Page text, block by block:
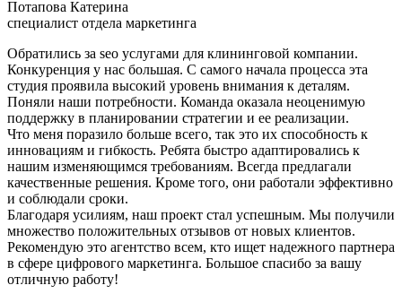
Потапова Катерина
специалист отдела маркетинга
Обратились за seo услугами для клининговой компании.
Конкуренция у нас большая. С самого начала процесса эта
студия проявила высокий уровень внимания к деталям.
Поняли наши потребности. Команда оказала неоценимую
поддержку в планировании стратегии и ее реализации.
Что меня поразило больше всего, так это их способность к
инновациям и гибкость. Ребята быстро адаптировались к
нашим изменяющимся требованиям. Всегда предлагали
качественные решения. Кроме того, они работали эффективно
и соблюдали сроки.
Благодаря усилиям, наш проект стал успешным. Мы получили
множество положительных отзывов от новых клиентов.
Рекомендую это агентство всем, кто ищет надежного партнера
в сфере цифрового маркетинга. Большое спасибо за вашу
отличную работу!